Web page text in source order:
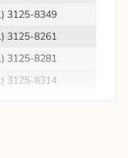
3125-8349
3125-8261
3125-8281
3125-8314